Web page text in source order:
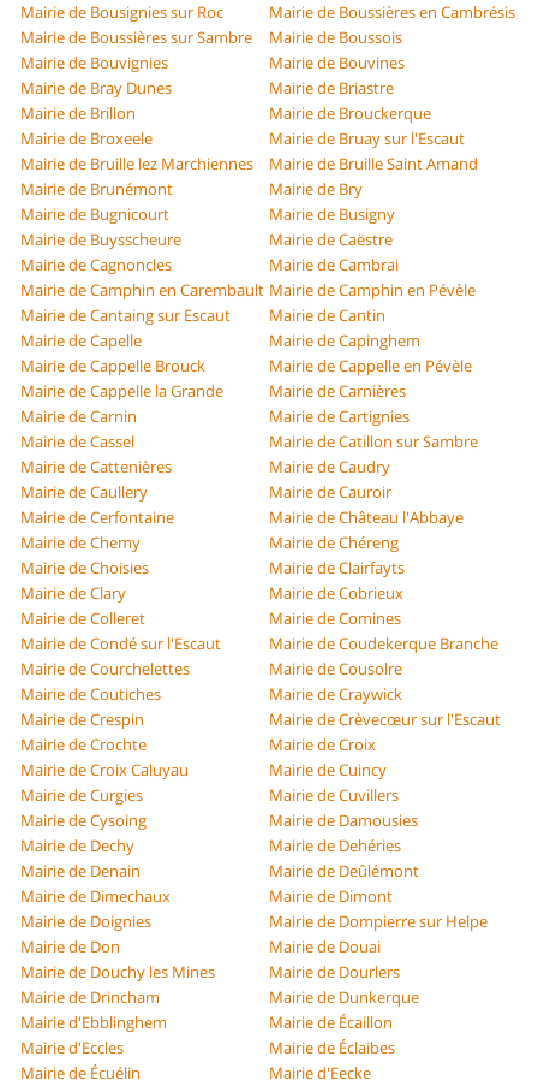
Mairie de Bousignies sur Roc
Mairie de Boussières en Cambrésis
Mairie de Boussières sur Sambre
Mairie de Boussois
Mairie de Bouvignies
Mairie de Bouvines
Mairie de Bray Dunes
Mairie de Briastre
Mairie de Brillon
Mairie de Brouckerque
Mairie de Broxeele
Mairie de Bruay sur l'Escaut
Mairie de Bruille lez Marchiennes
Mairie de Bruille Saint Amand
Mairie de Brunémont
Mairie de Bry
Mairie de Bugnicourt
Mairie de Busigny
Mairie de Buysscheure
Mairie de Caëstre
Mairie de Cagnoncles
Mairie de Cambrai
Mairie de Camphin en Carembault Mairie de Camphin en Pévèle
Mairie de Cantaing sur Escaut
Mairie de Cantin
Mairie de Capelle
Mairie de Capinghem
Mairie de Cappelle Brouck
Mairie de Cappelle en Pévèle
Mairie de Cappelle la Grande
Mairie de Carnières
Mairie de Carnin
Mairie de Cartignies
Mairie de Cassel
Mairie de Catillon sur Sambre
Mairie de Cattenières
Mairie de Caudry
Mairie de Caullery
Mairie de Cauroir
Mairie de Cerfontaine
Mairie de Château l'Abbaye
Mairie de Chemy
Mairie de Chéreng
Mairie de Choisies
Mairie de Clairfayts
Mairie de Clary
Mairie de Cobrieux
Mairie de Colleret
Mairie de Comines
Mairie de Condé sur l'Escaut
Mairie de Coudekerque Branche
Mairie de Courchelettes
Mairie de Cousolre
Mairie de Coutiches
Mairie de Craywick
Mairie de Crespin
Mairie de Crèvecœur sur l'Escaut
Mairie de Crochte
Mairie de Croix
Mairie de Croix Caluyau
Mairie de Cuincy
Mairie de Curgies
Mairie de Cuvillers
Mairie de Cysoing
Mairie de Damousies
Mairie de Dechy
Mairie de Dehéries
Mairie de Denain
Mairie de Deûlémont
Mairie de Dimechaux
Mairie de Dimont
Mairie de Doignies
Mairie de Dompierre sur Helpe
Mairie de Don
Mairie de Douai
Mairie de Douchy les Mines
Mairie de Dourlers
Mairie de Drincham
Mairie de Dunkerque
Mairie d'Ebblinghem
Mairie de Écaillon
Mairie d'Eccles
Mairie de Éclaibes
Mairie de Écuélin
Mairie d'Eecke